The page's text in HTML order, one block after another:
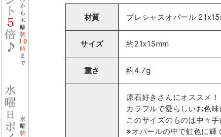
材質 プレシャスオパール
サイズ 約21x15mm
重さ 約4.7g
原石好きさんにオススメ！
カラフルで愛らしいお色
このサイズのものは中々
※オパールの中で虹色に輝